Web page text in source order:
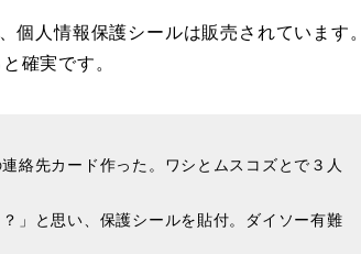
個人情報保護シールは販売されています。
確実です。
絡先カード作った。ワシとムスコズとで３人
」と思い、保護シールを貼付。ダイソー有難